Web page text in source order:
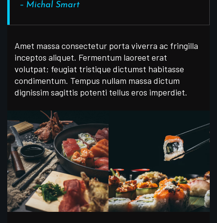
– Michal Smart
Amet massa consectetur porta viverra ac fringilla
inceptos aliquet. Fermentum laoreet erat
volutpat; feugiat tristique dictumst habitasse
condimentum. Tempus nullam massa dictum
dignissim sagittis potenti tellus eros imperdiet.